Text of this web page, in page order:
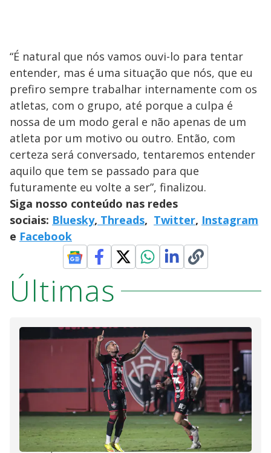
“É natural que nós vamos ouvi-lo para tentar
entender, mas é uma situação que nós, que eu
prefiro sempre trabalhar internamente com os
atletas, com o grupo, até porque a culpa é
nossa de um modo geral e não apenas de um
atleta por um motivo ou outro. Então, com
certeza será conversado, tentaremos entender
aquilo que tem se passado para que
futuramente eu volte a ser”, finalizou.
Siga nosso conteúdo nas redes
sociais: Bluesky, Threads, Twitter, Instagram
e Facebook
Últimas